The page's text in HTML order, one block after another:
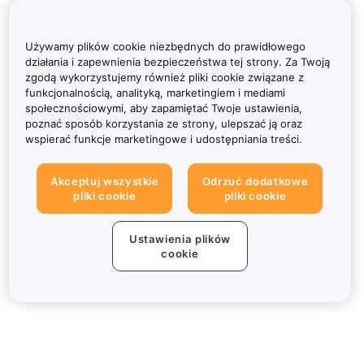
Używamy plików cookie niezbędnych do prawidłowego
działania i zapewnienia bezpieczeństwa tej strony. Za Twoją
zgodą wykorzystujemy również pliki cookie związane z
funkcjonalnością, analityką, marketingiem i mediami
społecznościowymi, aby zapamiętać Twoje ustawienia,
poznać sposób korzystania ze strony, ulepszać ją oraz
wspierać funkcje marketingowe i udostępniania treści.
Akceptuj wszystkie
pliki cookie
Odrzuć dodatkowe
pliki cookie
Ustawienia plików
cookie